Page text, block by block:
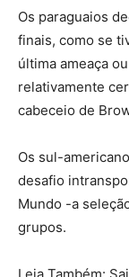
Os paraguaios
finais, como se
última ameaça
relativamente
cabeceio de
Os sul-
desafio
Mundo -a
grupos.